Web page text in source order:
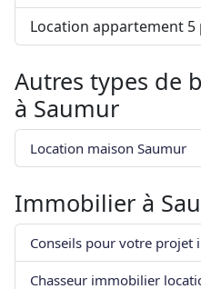
Location appartement 5
Autres types de
à Saumur
Location maison Saumur
Immobilier à
Conseils pour votre projet
Chasseur immobilier